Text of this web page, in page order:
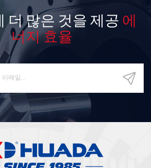
더 많은 것을 제공 에
너지 효율